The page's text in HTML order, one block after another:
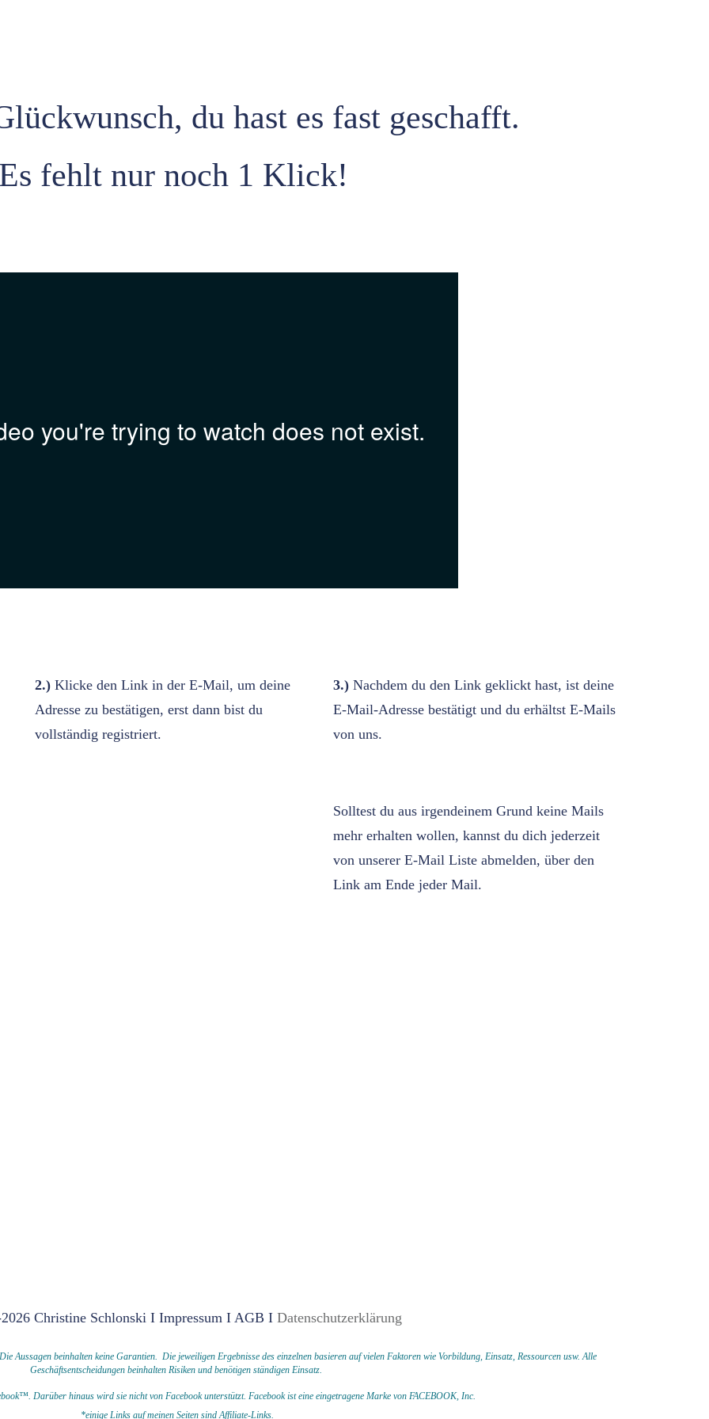
du hast es fast geschafft.
Es fehlt nur noch 1 Klick!
2.) Klicke den Link in der E-Mail, um deine
Adresse zu bestätigen, erst dann bist du
vollständig registriert.
3.)Nachdem du den Link geklickt hast, ist deine
E-Mail-Adresse bestätigt und du erhältst E-Mails
von uns.
Solltest du aus irgendeinem Grund keine Mails
mehr erhalten wollen, kannst du dich jederzeit
von unserer E-Mail Liste abmelden, über den
Link am Ende jeder Mail.
Christine Schlonski I Impressum I AGB I Datenschutzerklärung
Aussagen beinhalten keine Garantien. Die jeweiligen Ergebnisse des einzelnen basieren auf vielen Faktoren wie Vorbildung, Einsatz, Ressourcen usw.Alle
Geschäftsentscheidungen beinhalten Risiken und benötigen ständigen Einsatz.
Darüber hinaus wird sie nicht von Facebook unterstützt. Facebook ist eine eingetragene Marke von FACEBOOK, Inc.
*einige Links auf meinen Seiten sind Affiliate-Links.